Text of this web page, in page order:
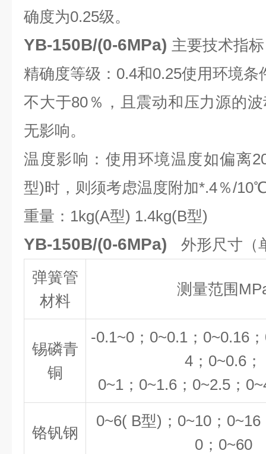
确度为0.25级。
YB-150B/(0-6MPa) 主要技术指标
精确度等级：0.4和0.25使用环境条
不大于80％，且震动和压力源的
无影响。
温度影响：使用环境温度如偏离
型)时，则须考虑温度附加*.4％/10
重量：1kg(A型) 1.4kg(B型)
YB-150B/(0-6MPa) 外形尺寸（
弹簧管
材料
测量范围
锡磷青
铜
-0.1~0；0~0.1；0~0.16
4；0~0.6；
0~1；0~1.6；0~2.5；
铬钒钢
0~6( B型)；0~10；0~16
0；0~60